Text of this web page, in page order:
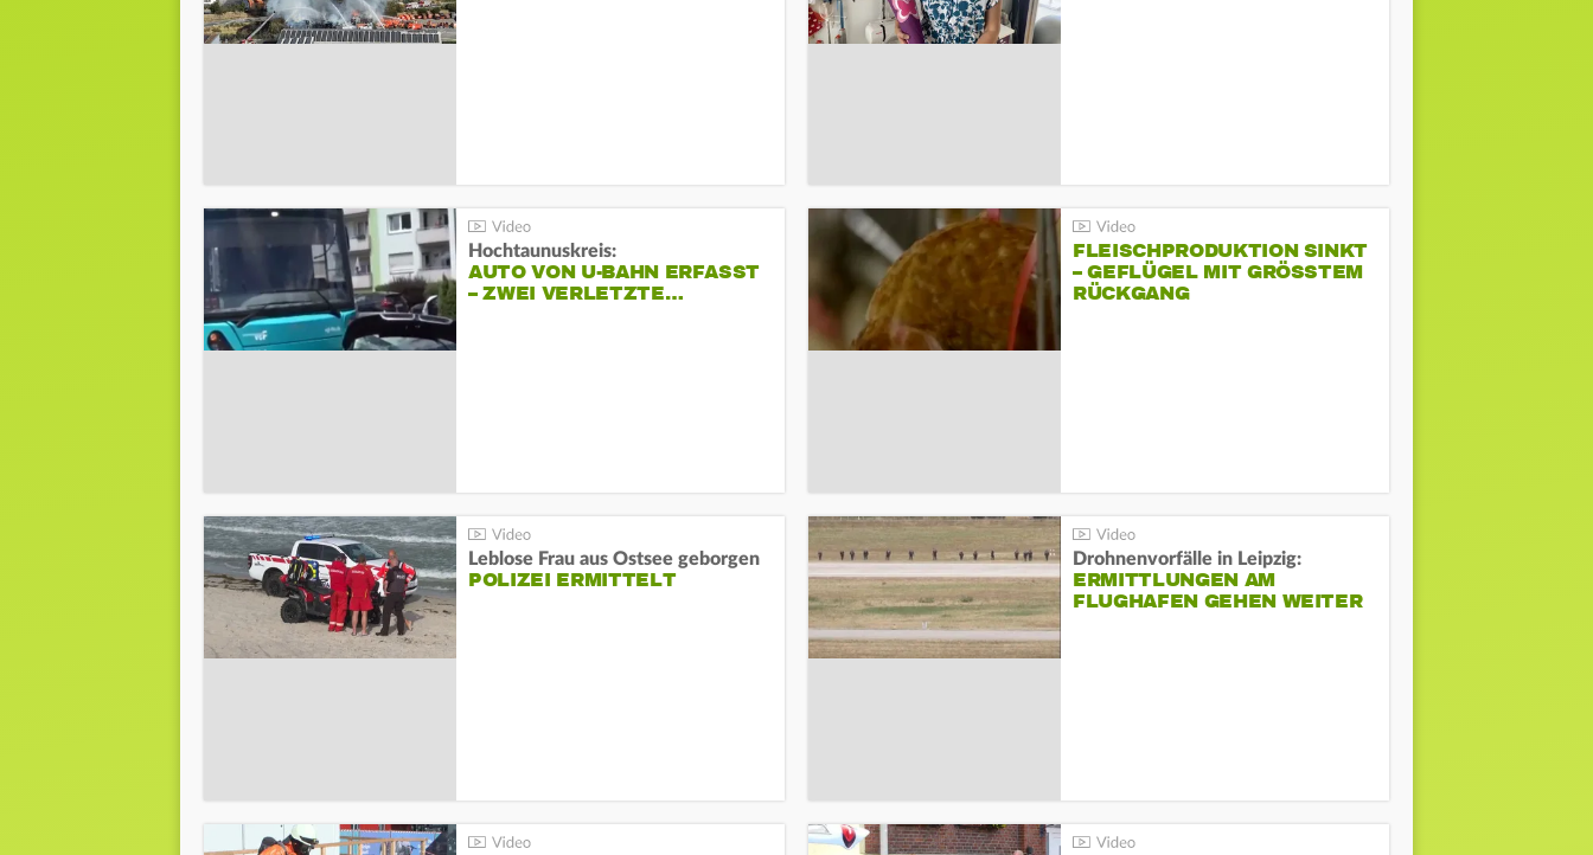
Hochtaunuskreis:
AUTO VON U-BAHN ERFASST
– ZWEI VERLETZTE…
FLEISCHPRODUKTION SINKT
– GEFLÜGEL MIT GRÖSSTEM R
ÜCKGANG
Leblose Frau aus Ostsee geborgen
POLIZEI ERMITTELT
Drohnenvorfälle in Leipzig:
ERMITTLUNGEN AM
FLUGHAFEN GEHEN WEITER